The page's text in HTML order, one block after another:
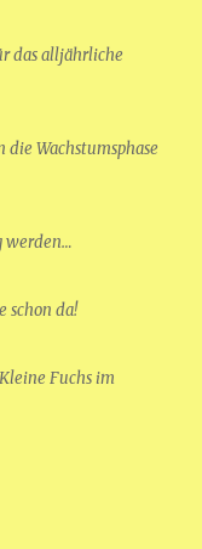
das alljährliche
Wachstumsphase
werden…
schon da!
Fuchs im